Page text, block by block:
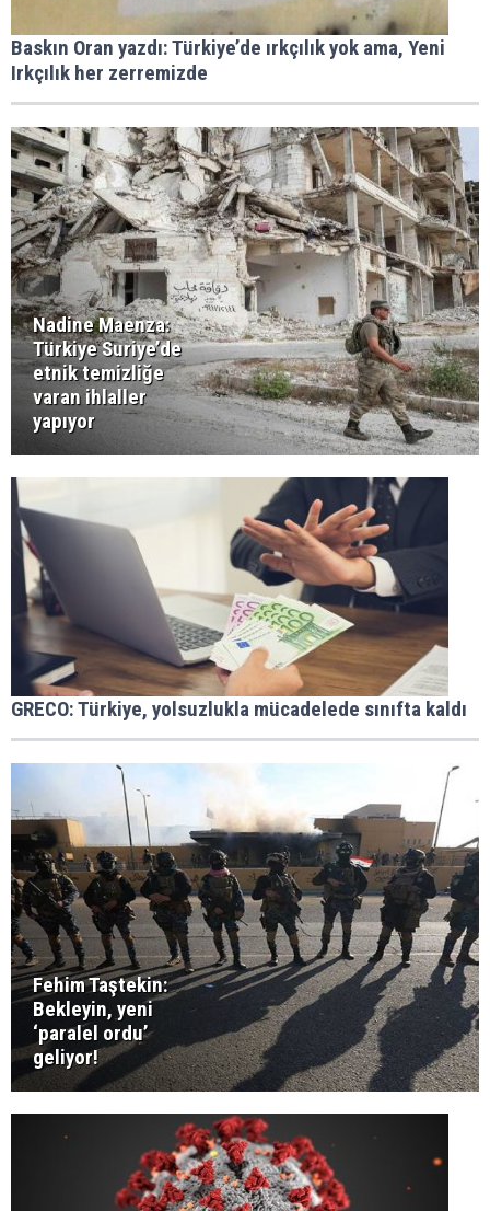
Baskın Oran yazdı: Türkiye’de ırkçılık yok ama, Yeni
Irkçılık her zerremizde
Nadine Maenza:
Türkiye Suriye’de
etnik temizliğe
varan ihlaller
yapıyor
GRECO: Türkiye, yolsuzlukla mücadelede sınıfta kaldı
Fehim Taştekin:
Bekleyin, yeni
‘paralel ordu’
geliyor!